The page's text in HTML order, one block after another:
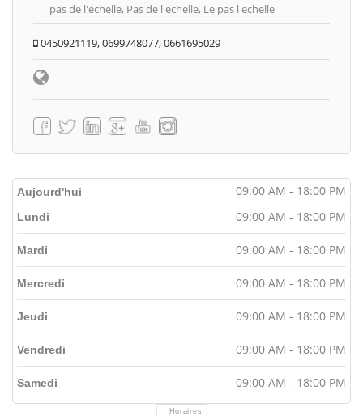
pas de l'échelle, Pas de l'echelle, Le pas l echelle
0450921119, 0699748077, 0661695029
Aujourd'hui 09:00 AM - 18:00 PM
Horaires
Lundi 09:00 AM - 18:00 PM
Mardi 09:00 AM - 18:00 PM
Mercredi 09:00 AM - 18:00 PM
Jeudi 09:00 AM - 18:00 PM
Vendredi 09:00 AM - 18:00 PM
Samedi 09:00 AM - 18:00 PM